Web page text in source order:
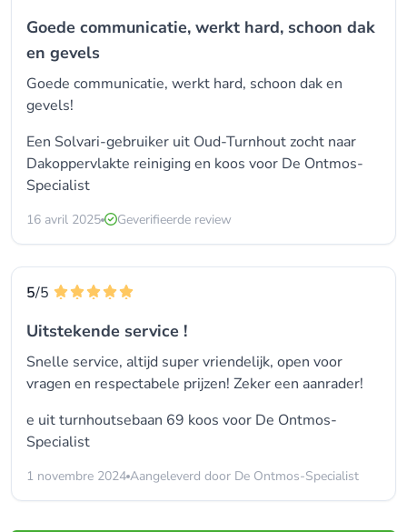
Goede communicatie, werkt hard, schoon dak
en gevels
Goede communicatie, werkt hard, schoon dak en
gevels!
Een Solvari-gebruiker uit Oud-Turnhout zocht naar
Dakoppervlakte reiniging en koos voor De Ontmos-
Specialist
16 avril 2025 Geverifieerde review
5/5
Uitstekende service !
Snelle service, altijd super vriendelijk, open voor
vragen en respectabele prijzen! Zeker een aanrader!
e uit turnhoutsebaan 69 koos voor De Ontmos-
Specialist
1 novembre 2024 Aangeleverd door De Ontmos-Specialist